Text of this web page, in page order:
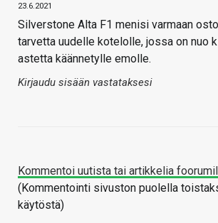
23.6.2021
Silverstone Alta F1 menisi varmaan
tarvetta uudelle kotelolle, jossa on nuo
astetta käännetylle emolle.
Kirjaudu sisään vastataksesi
Kommentoi uutista tai artikkelia
(Kommentointi sivuston puolella
käytöstä)